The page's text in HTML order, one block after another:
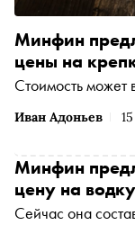
Иван Адоньев
Минфин
цены на
Стоимость может
Минфин
цену на
Сейчас она